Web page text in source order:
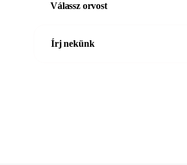
Válassz orvost
Írj nekünk